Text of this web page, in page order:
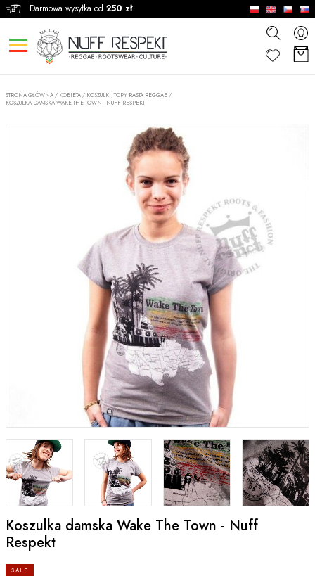
Darmowa wysyłka od 250 zł
STRONA GŁÓWNA / KOBIETA / KOSZULKI, TOPY RASTA REGGAE /
KOSZULKA DAMSKA WAKE THE TOWN - NUFF RESPEKT
Koszulka damska Wake The Town - Nuff
Respekt
SALE